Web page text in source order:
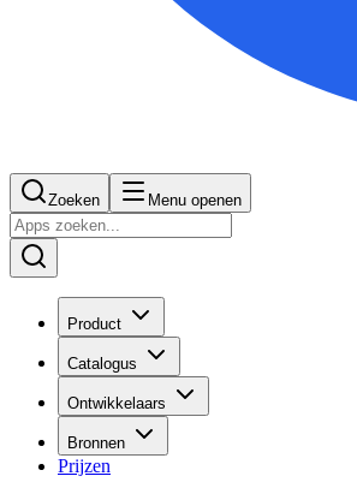
Zoeken Menu openen
Product
Catalogus
Ontwikkelaars
Bronnen
Prijzen